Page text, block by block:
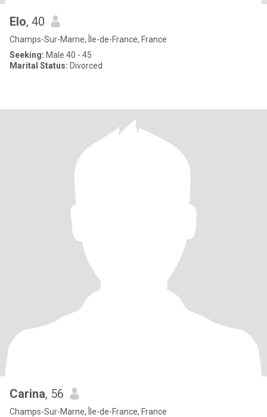
Elo, 40
Champs-Sur-Marne, Île-de-France, France
Seeking: Male 40 - 45
Marital Status: Divorced
Carina, 56
Champs-Sur-Marne, Île-de-France, France